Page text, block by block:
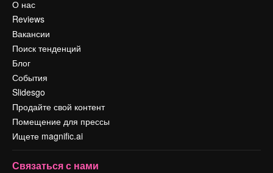
О нас
Reviews
Вакансии
Поиск тенденций
Блог
События
Slidesgo
Продайте свой контент
Помещение для прессы
Ищете magnific.ai
Связаться с нами